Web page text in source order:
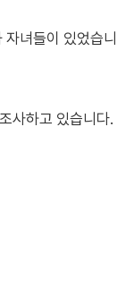
자녀들이 있었습니
사하고 있습니다.